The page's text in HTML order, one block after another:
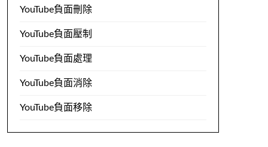
YouTube負面刪除
YouTube負面壓制
YouTube負面處理
YouTube負面消除
YouTube負面移除